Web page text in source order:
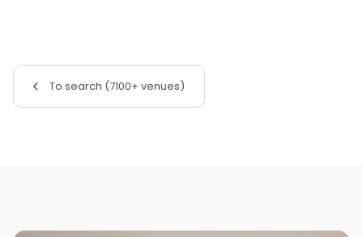
To search (7100+ venues)